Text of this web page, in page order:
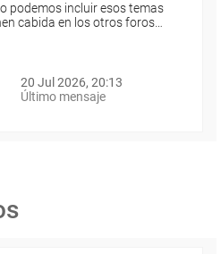
podemos incluir esos temas
cabida en los otros foros…
20 Jul 2026, 20:13
Último mensaje